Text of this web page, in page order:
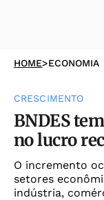
HOME>ECONOMIA
CRESCIMENTO
BNDES
no lucro
O incremento
setores
indústria,